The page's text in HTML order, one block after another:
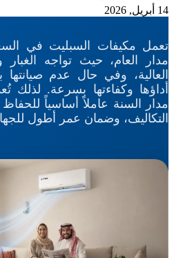
14 أبريل, 2026
تعمل مكيفات السبليت في
مدار العام، حيث تواجه
العالية، وفي حال عدم
أداؤها وكفاءتها بسرعة. لذلك
مدار السنة عاملاً أساسياً
التكاليف، وضمان عمر أطول